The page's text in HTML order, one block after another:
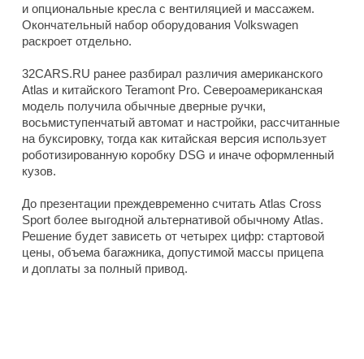
и опциональные кресла с вентиляцией и массажем.
Окончательный набор оборудования Volkswagen
раскроет отдельно.
32CARS.RU ранее разбирал различия американского
Atlas и китайского Teramont Pro. Североамериканская
модель получила обычные дверные ручки,
восьмиступенчатый автомат и настройки, рассчитанные
на буксировку, тогда как китайская версия использует
роботизированную коробку DSG и иначе оформленный
кузов.
До презентации преждевременно считать Atlas Cross
Sport более выгодной альтернативой обычному Atlas.
Решение будет зависеть от четырех цифр: стартовой
цены, объема багажника, допустимой массы прицепа
и доплаты за полный привод.